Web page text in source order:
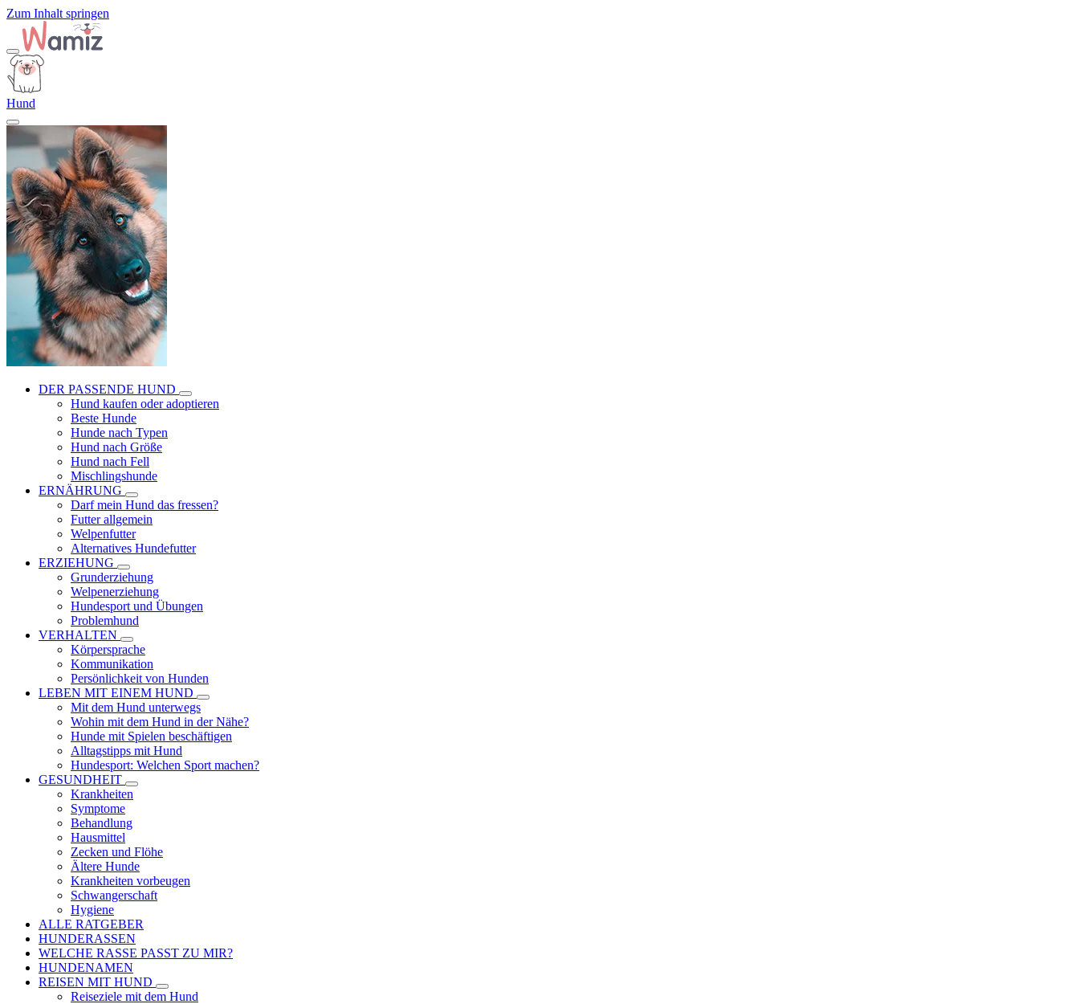
Zum Inhalt springen
Hund
DER PASSENDE HUND
Hund kaufen oder adoptieren
Beste Hunde
Hunde nach Typen
Hund nach Größe
Hund nach Fell
Mischlingshunde
ERNÄHRUNG
Darf mein Hund das fressen?
Futter allgemein
Welpenfutter
Alternatives Hundefutter
ERZIEHUNG
Grunderziehung
Welpenerziehung
Hundesport und Übungen
Problemhund
VERHALTEN
Körpersprache
Kommunikation
Persönlichkeit von Hunden
LEBEN MIT EINEM HUND
Mit dem Hund unterwegs
Wohin mit dem Hund in der Nähe?
Hunde mit Spielen beschäftigen
Alltagstipps mit Hund
Hundesport: Welchen Sport machen?
GESUNDHEIT
Krankheiten
Symptome
Behandlung
Hausmittel
Zecken und Flöhe
Ältere Hunde
Krankheiten vorbeugen
Schwangerschaft
Hygiene
ALLE RATGEBER
HUNDERASSEN
WELCHE RASSE PASST ZU MIR?
HUNDENAMEN
REISEN MIT HUND
Reiseziele mit dem Hund